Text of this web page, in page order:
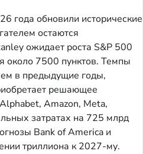
года обновили исторические
остаются
ожидает роста S&P 500
около 7500 пунктов. Темпы
в предыдущие годы,
решающее
Amazon, Meta,
затратах на 725 млрд
Bank of America и
триллиона к 2027-му.